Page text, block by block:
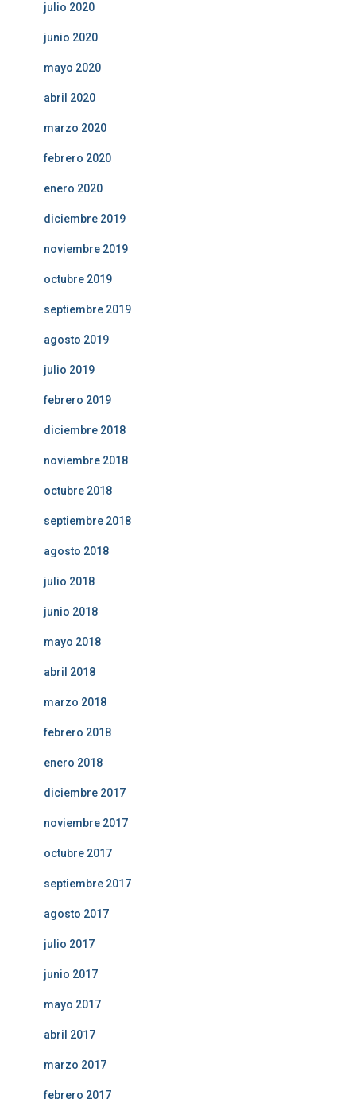
julio 2020
junio 2020
mayo 2020
abril 2020
marzo 2020
febrero 2020
enero 2020
diciembre 2019
noviembre 2019
octubre 2019
septiembre 2019
agosto 2019
julio 2019
febrero 2019
diciembre 2018
noviembre 2018
octubre 2018
septiembre 2018
agosto 2018
julio 2018
junio 2018
mayo 2018
abril 2018
marzo 2018
febrero 2018
enero 2018
diciembre 2017
noviembre 2017
octubre 2017
septiembre 2017
agosto 2017
julio 2017
junio 2017
mayo 2017
abril 2017
marzo 2017
febrero 2017